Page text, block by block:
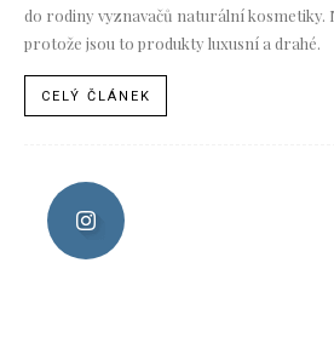
do rodiny vyznavačů naturální kosmetiky.
protože jsou to produkty luxusní a drahé.
CELÝ ČLÁNEK